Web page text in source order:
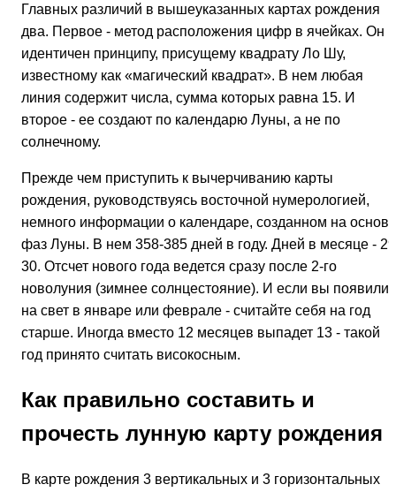
Главных различий в вышеуказанных картах рождения
два. Первое - метод расположения цифр в ячейках. Он
идентичен принципу, присущему квадрату Ло Шу,
известному как «магический квадрат». В нем любая
линия содержит числа, сумма которых равна 15. И
второе - ее создают по календарю Луны, а не по
солнечному.
Прежде чем приступить к вычерчиванию карты
рождения, руководствуясь восточной нумерологией,
немного информации о календаре, созданном на основе
фаз Луны. В нем 358-385 дней в году. Дней в месяце -
30. Отсчет нового года ведется сразу после 2-го
новолуния (зимнее солнцестояние). И если вы
на свет в январе или феврале - считайте себя на год
старше. Иногда вместо 12 месяцев выпадет 13 - такой
год принято считать високосным.
Как правильно составить и
прочесть лунную карту рождения
В карте рождения 3 вертикальных и 3 горизонтальных